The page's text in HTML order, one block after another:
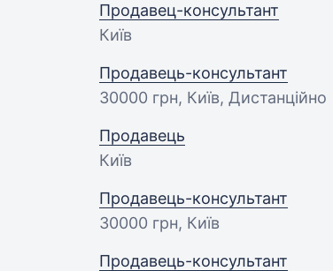
Продавец-консультант
Київ
Продавець-консультант
30000 грн, Київ, Дистанційно
Продавець
Київ
Продавець-консультант
30000 грн, Київ
Продавець-консультант